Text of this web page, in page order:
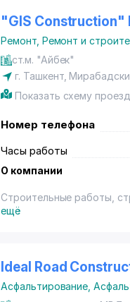
"GIS
Ремонт, Ремонт и
ст.м. "Айбек"
г. Ташкент,
Показать схему
Номер телефона
Часы работы
О компании
Строительные работы,
ещё
Ideal Road
Асфальтирование ,